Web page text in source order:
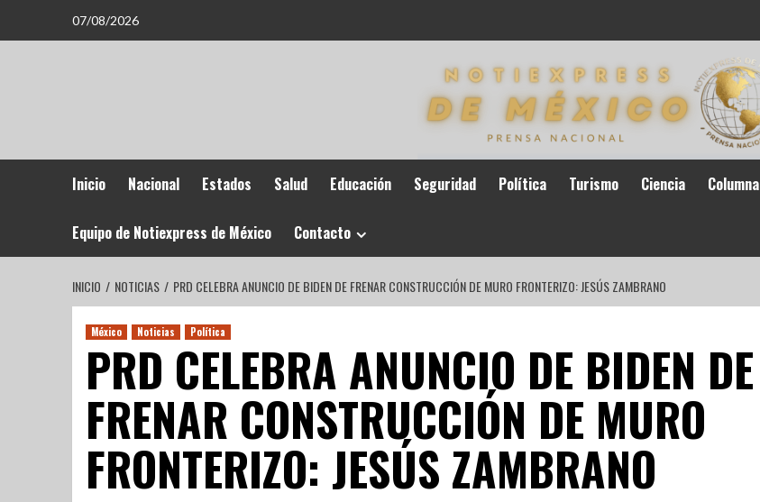
07/08/2026
Inicio Nacional Estados Salud Educación Seguridad Política Turismo Ciencia Columna
Equipo de Notiexpress de México Contacto
INICIO NOTICIAS PRD CELEBRA ANUNCIO DE BIDEN DE FRENAR CONSTRUCCIÓN DE MURO FRONTERIZO: JESÚS ZAMBRANO
México Noticias Política
PRD CELEBRA ANUNCIO DE BIDEN DE
FRENAR CONSTRUCCIÓN DE MURO
FRONTERIZO: JESÚS ZAMBRANO